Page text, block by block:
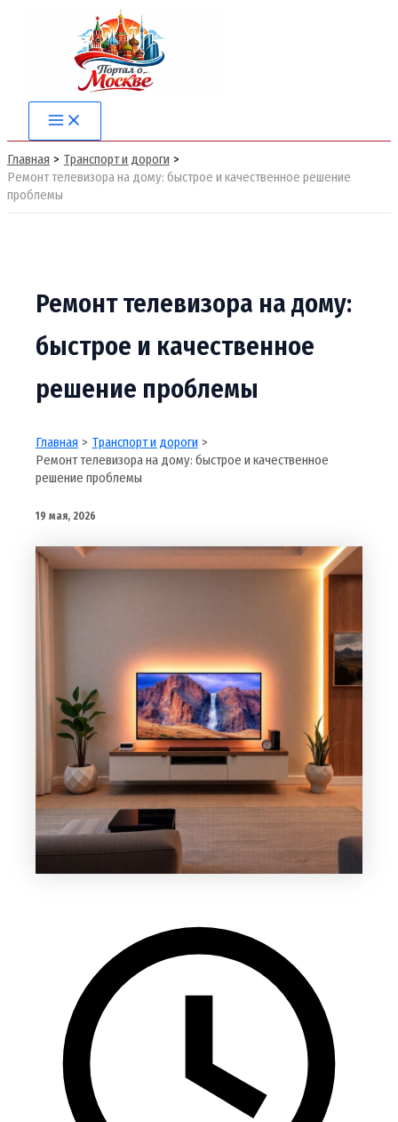
содержимому
Main
Menu
Главная
Транспорт и дороги
Ремонт телевизора на дому: быстрое и качественное решение
проблемы
Ремонт телевизора на дому:
быстрое и качественное
решение проблемы
Главная
Транспорт и дороги
Ремонт телевизора на дому: быстрое и качественное
решение проблемы
19 мая, 2026